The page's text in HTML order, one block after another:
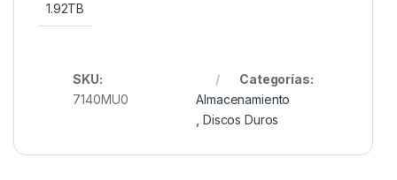
1.92TB
SKU:
7140MU0
Categorías:
Almacenamiento
, Discos Duros